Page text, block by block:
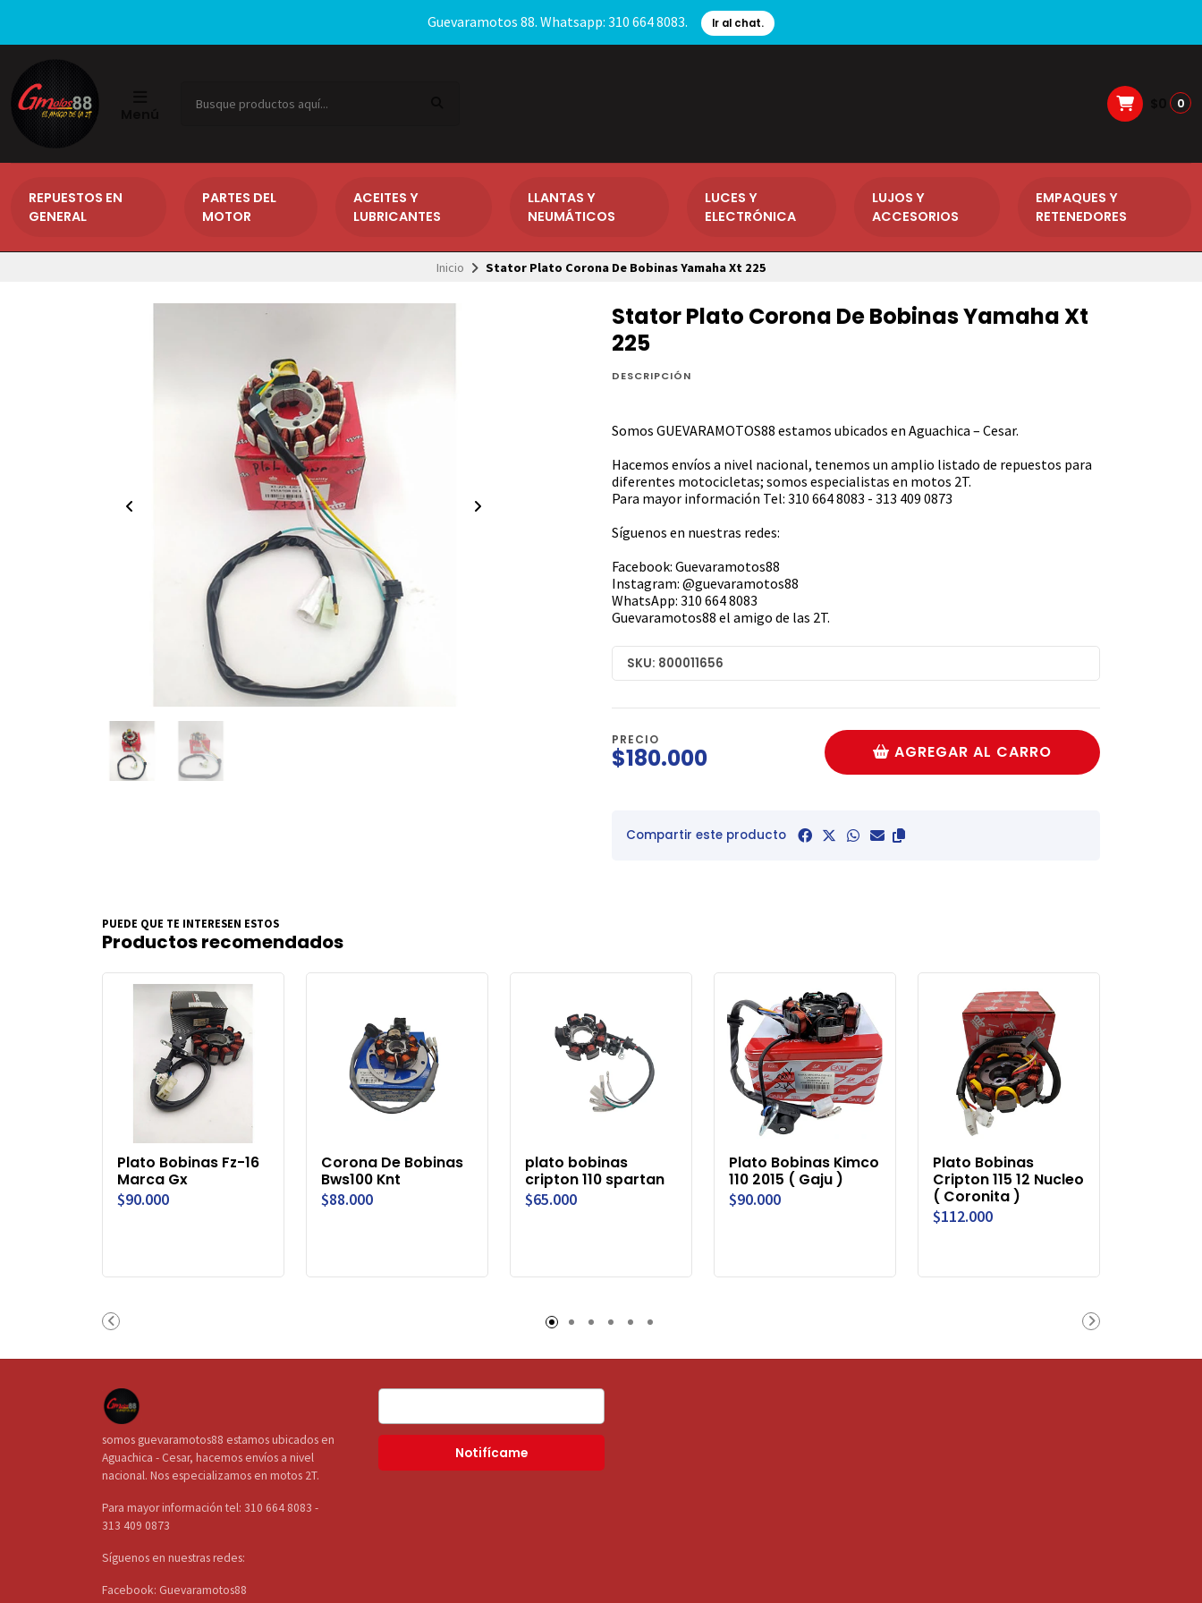
Guevaramotos 88. Whatsapp: 310 664 8083. Ir al chat.
0
REPUESTOS EN
GENERAL
PARTES DEL
MOTOR
ACEITES Y
LUBRICANTES
LLANTAS Y
NEUMÁTICOS
LUCES Y
ELECTRÓNICA
LUJOS Y
ACCESORIOS
EMPAQUES Y
RETENEDORES
Inicio Stator Plato Corona De Bobinas Yamaha Xt 225
Stator Plato Corona De Bobinas Yamaha Xt
225
DESCRIPCIÓN
Somos GUEVARAMOTOS88 estamos ubicados en Aguachica – Cesar.
Hacemos envíos a nivel nacional, tenemos un amplio listado de repuestos para
diferentes motocicletas; somos especialistas en motos 2T.
Para mayor información Tel: 310 664 8083 - 313 409 0873
Síguenos en nuestras redes:
Facebook: Guevaramotos88
Instagram: @guevaramotos88
WhatsApp: 310 664 8083
Guevaramotos88 el amigo de las 2T.
SKU: 800011656
PRECIO
$180.000 AGREGAR AL CARRO
Compartir este producto
PUEDE QUE TE INTERESEN ESTOS
Productos recomendados
Plato Bobinas Fz-16
Marca Gx
$90.000
Corona De Bobinas
Bws100 Knt
$88.000
plato bobinas
cripton 110 spartan
$65.000
Plato Bobinas Kimco
110 2015 ( Gaju )
$90.000
Plato Bobinas
Cripton 115 12 Nucleo
( Coronita )
$112.000
somos guevaramotos88 estamos ubicados en
Aguachica - Cesar, hacemos envíos a nivel
nacional. Nos especializamos en motos 2T.
Para mayor información tel: 310 664 8083 -
313 409 0873
Síguenos en nuestras redes:
Facebook: Guevaramotos88
Notifícame